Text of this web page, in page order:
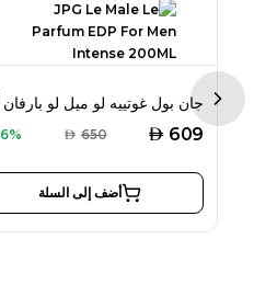
AED 609
AED 650
6% off
أضف إلى السلة
Next